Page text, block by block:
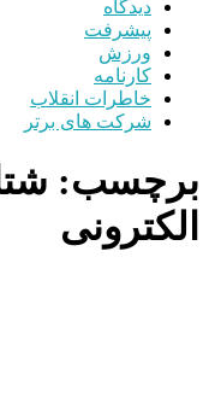
دیدگاه
پیشرفت
ورزش
کارنامه
خاطرات انقلاب
شرکت های برتر
برچسب:
الکترونی